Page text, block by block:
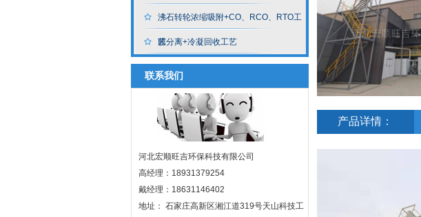
沸石转轮浓缩吸附+CO、RCO、RTO工
艺
膜分离+冷凝回收工艺
联系我们
河北宏顺旺吉环保科技有限公司
高经理：18931379254
戴经理：18631146402
地址： 石家庄高新区湘江道319号天山科技工
产品详情：